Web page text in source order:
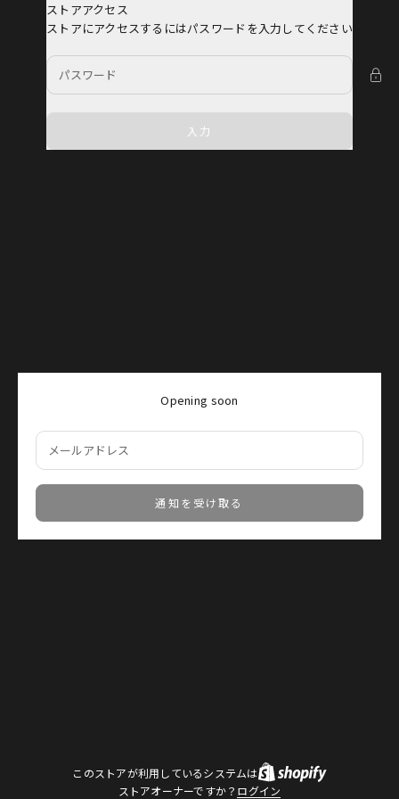
コンテンツへスキップ
ストアアクセス
ストアにアクセスするにはパスワードを入力してください
入力
Opening soon
通知を受け取る
このストアが利用しているシステムは
ストアオーナーですか？ ログイン